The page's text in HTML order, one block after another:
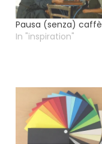
Pausa (senza) caffè
In "inspiration"